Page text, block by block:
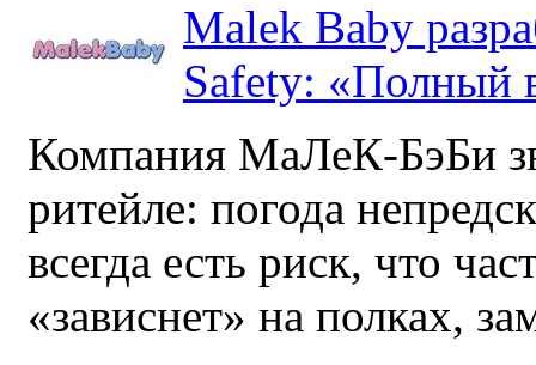
Malek Baby
Safety: «Полный
Компания МаЛеК-БэБи
ритейле: погода
всегда есть риск, что
«зависнет» на полках,